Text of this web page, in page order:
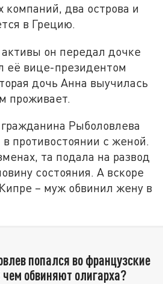
компаний, два острова и
в Грецию.
он передал дочке
её вице-президентом
дочь Анна выучилась
проживает.
Рыболовлева
противостоянии с женой.
та подала на развод
состояния. А вскоре
– муж обвинил жену в
попался во французские
чем обвиняют олигарха?